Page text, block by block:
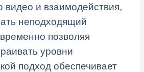
видео и взаимодействия,
неподходящий
позволяя
уровни
подход обеспечивает